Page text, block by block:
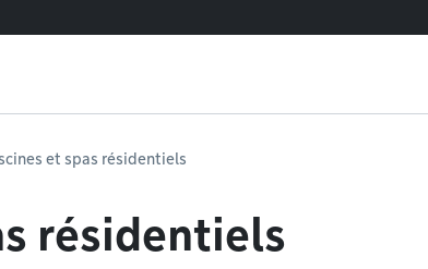
et spas résidentiels
résidentiels